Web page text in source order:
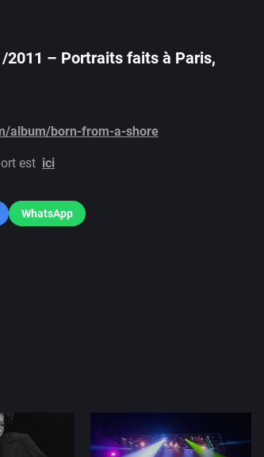
2011 – Portraits faits à Paris,
album/born-from-a-shore
est ici
WhatsApp